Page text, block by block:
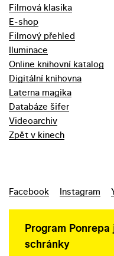
Filmová klasika
E-shop
Filmový přehled
Iluminace
Online knihovní katalog
Digitální knihovna
Laterna magika
Databáze šifer
Videoarchiv
Zpět v kinech
Facebook Instagram
Program
schránky